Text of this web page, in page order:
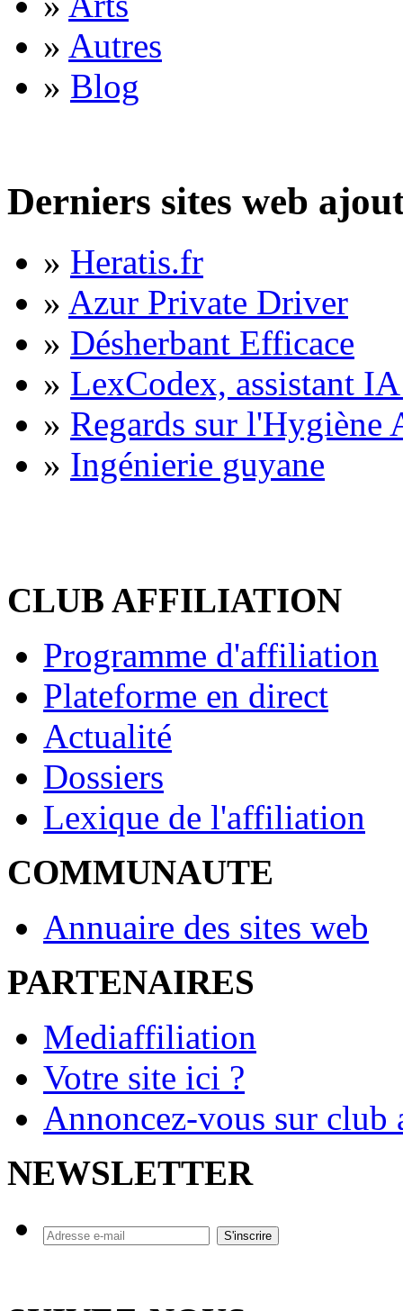
» Autres
» Blog
Derniers sites web
» Heratis.fr
» Azur Private Driver
» Désherbant Efficace
» LexCodex, assistant
» Regards sur l'Hygiène
» Ingénierie guyane
CLUB AFFILIATION
Programme d'affiliation
Plateforme en direct
Actualité
Dossiers
Lexique de l'affiliation
COMMUNAUTE
Annuaire des sites web
PARTENAIRES
Mediaffiliation
Votre site ici ?
Annoncez-vous sur
NEWSLETTER